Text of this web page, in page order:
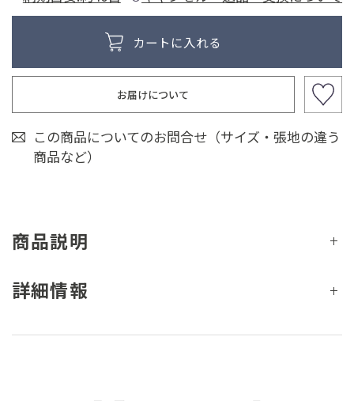
お届けについて
この商品についてのお問合せ（サイズ・張地の違う
商品など）
商品説明
詳細情報